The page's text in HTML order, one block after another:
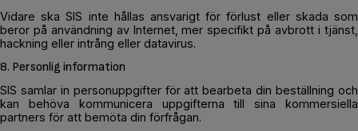
Vidare ska SIS inte hållas ansvarigt för förlust eller skada som
beror på användning av Internet, mer specifikt på avbrott i tjänst,
hackning eller intrång eller datavirus.
8. Personlig information
SIS samlar in personuppgifter för att bearbeta din beställning och
kan behöva kommunicera uppgifterna till sina kommersiella
partners för att bemöta din förfrågan.